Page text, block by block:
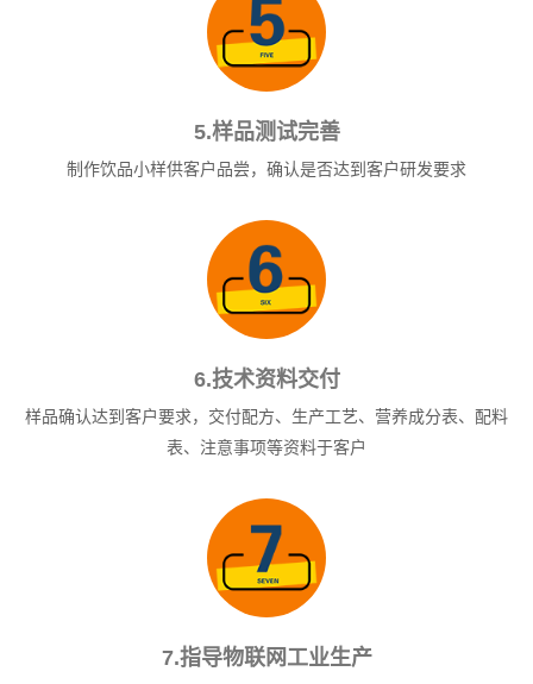
5.样品测试完善
制作饮品小样供客户品尝，确认是否达到客户研发要求
6.技术资料交付
样品确认达到客户要求，交付配方、生产工艺、营养成分表、配料
表、注意事项等资料于客户
7.指导物联网工业生产